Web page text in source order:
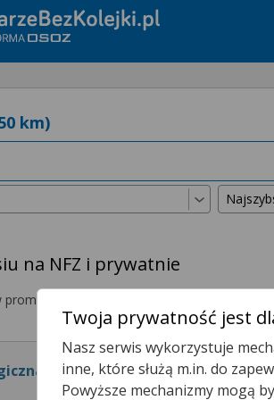
na NFZ i prywatnie
Twoja prywatność jest
Nasz serwis wykorzystuje
inne, które służą m.in. do
Powyższe mechanizmy mogą